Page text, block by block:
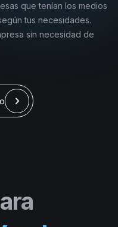
que tenían los medios
tus necesidades.
sin necesidad de